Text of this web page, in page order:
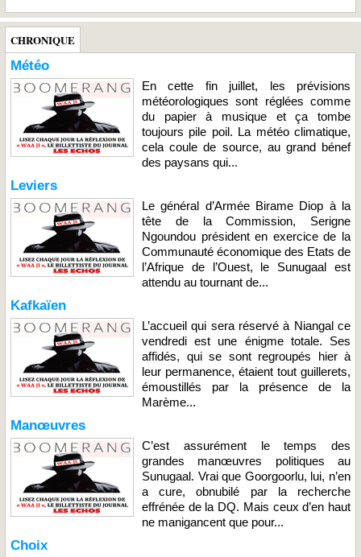
CHRONIQUE
Météo
En cette fin juillet, les prévisions
météorologiques sont réglées comme
du papier à musique et ça tombe
toujours pile poil. La météo climatique,
cela coule de source, au grand bénef
des paysans qui...
Leviers
Le général d’Armée Birame Diop à la
tête de la Commission, Serigne
Ngoundou président en exercice de la
Communauté économique des Etats de
l’Afrique de l’Ouest, le Sunugaal est
attendu au tournant de...
Kafkaïen
L’accueil qui sera réservé à Niangal ce
vendredi est une énigme totale. Ses
affidés, qui se sont regroupés hier à
leur permanence, étaient tout guillerets,
émoustillés par la présence de la
Marème...
Manœuvres
C’est assurément le temps des
grandes manœuvres politiques au
Sunugaal. Vrai que Goorgoorlu, lui, n’en
a cure, obnubilé par la recherche
effrénée de la DQ. Mais ceux d’en haut
ne manigancent que pour...
Choix